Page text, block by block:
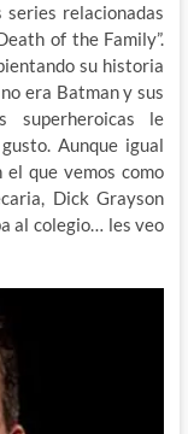
series relacionadas
of the Family”.
su historia
era Batman y sus
superheroicas le
Aunque igual
que vemos como
Dick Grayson
al colegio… les veo